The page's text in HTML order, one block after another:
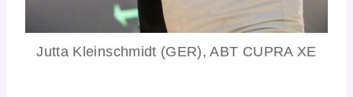
Jutta Kleinschmidt (GER), ABT CUPRA XE